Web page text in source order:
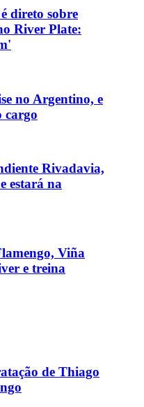
direto sobre
River Plate:
no Argentino, e
cargo
Rivadavia,
estará na
Viña
e treina
de Thiago